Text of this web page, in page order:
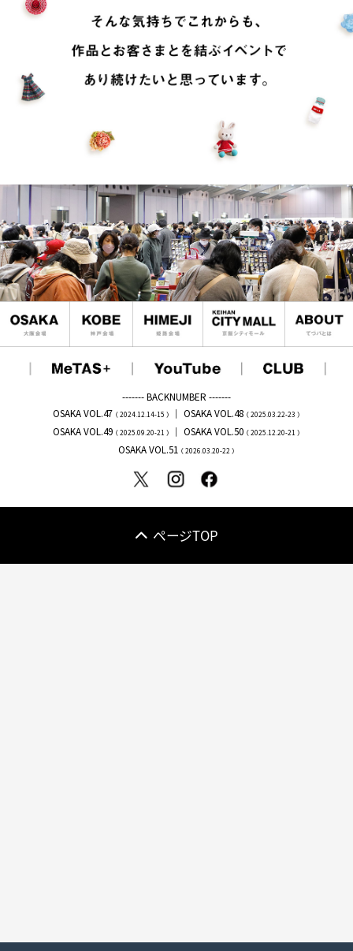
------- BACKNUMBER -------
OSAKA VOL.47 （ 2024.12.14-15 ） ｜ OSAKA VOL.48 （ 2025.03.22-23 ）
OSAKA VOL.49 （ 2025.09.20-21 ） ｜ OSAKA VOL.50 （ 2025.12.20-21 ）
OSAKA VOL.51 （ 2026.03.20-22 ）
ページTOP